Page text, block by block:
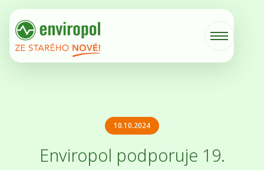
10.10.2024
Enviropol podporuje 19.